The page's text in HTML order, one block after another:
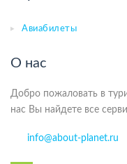
Авиабилеты
О нас
Добро пожаловать в
нас Вы найдете все
info@about-planet.ru